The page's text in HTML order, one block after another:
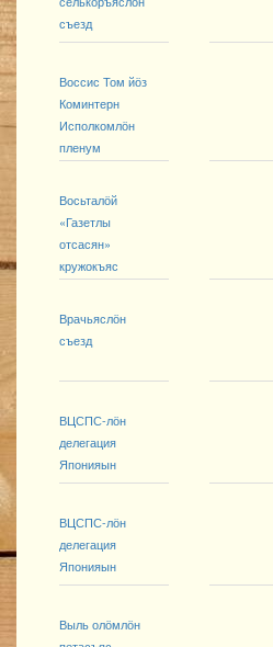
съезд
Воссис Том йӧз
Коминтерн
Исполкомлӧн
пленум
Восьталӧй
«Газетлы
отсасян»
кружокъяс
Врачьяслӧн
съезд
ВЦСПС-лӧн
делегация
Японияын
ВЦСПС-лӧн
делегация
Японияын
Выль олӧмлӧн